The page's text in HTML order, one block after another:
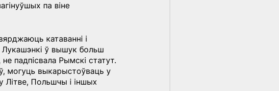
па віне
катаванні і
Лукашэнкі ў вышук больш
падпісвала Рымскі статут.
могуць выкарыстоўваць у
Літве, Польшчы і іншых